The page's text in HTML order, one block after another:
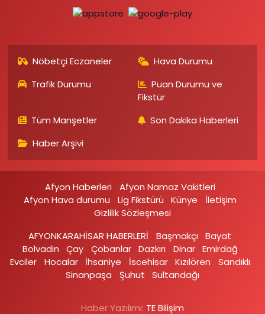
Nöbetçi Eczaneler
Hava Durumu
Trafik Durumu
Puan Durumu ve
Fikstür
Tüm Manşetler
Son Dakika Haberleri
Haber Arşivi
Afyon Haberleri
Afyon Namaz Vakitleri
Afyon Hava durumu
Lig Fikstürü Künye
İletişim
Gizlilik Sözleşmesi
AFYONKARAHİSAR HABERLERİ
Başmakçı
Bayat
Bolvadin
Çay Çobanlar Dazkırı Dinar Emirdağ‎
Evciler‎
Hocalar İhsaniye‎ İscehisar Kızılören‎
Sandıklı‎
Sinanpaşa
Şuhut Sultandağı
Haber Yazılımı: TE Bilişim